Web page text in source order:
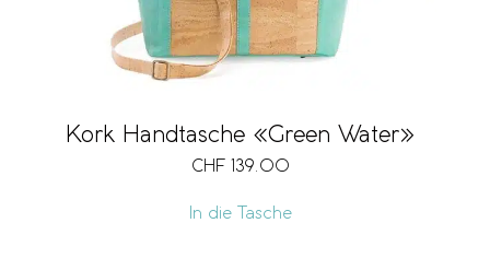
Kork Handtasche «Green Water»
CHF 139.00
In die Tasche